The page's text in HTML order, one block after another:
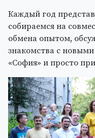
Каждый год
собираемся на
обмена опытом,
знакомства с
«София» и просто